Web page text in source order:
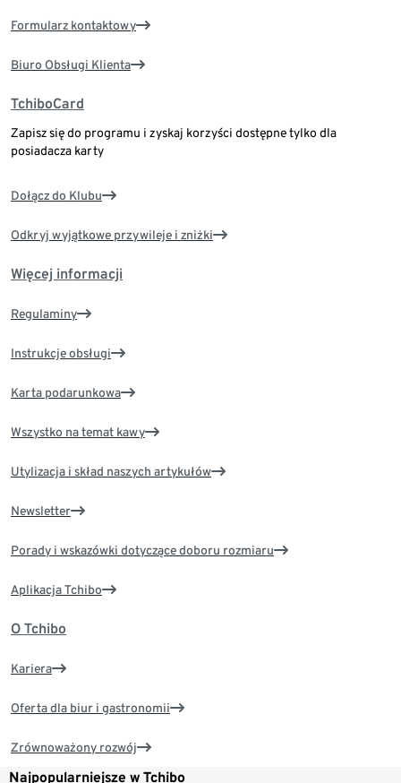
Formularz kontaktowy
Biuro Obsługi Klienta
TchiboCard
Zapisz się do programu i zyskaj korzyści dostępne tylko dla
posiadacza karty
Dołącz do Klubu
Odkryj wyjątkowe przywileje i zniżki
Więcej informacji
Regulaminy
Instrukcje obsługi
Karta podarunkowa
Wszystko na temat kawy
Utylizacja i skład naszych artykułów
Newsletter
Porady i wskazówki dotyczące doboru rozmiaru
Aplikacja Tchibo
O Tchibo
Kariera
Oferta dla biur i gastronomii
Zrównoważony rozwój
Najpopularniejsze w Tchibo